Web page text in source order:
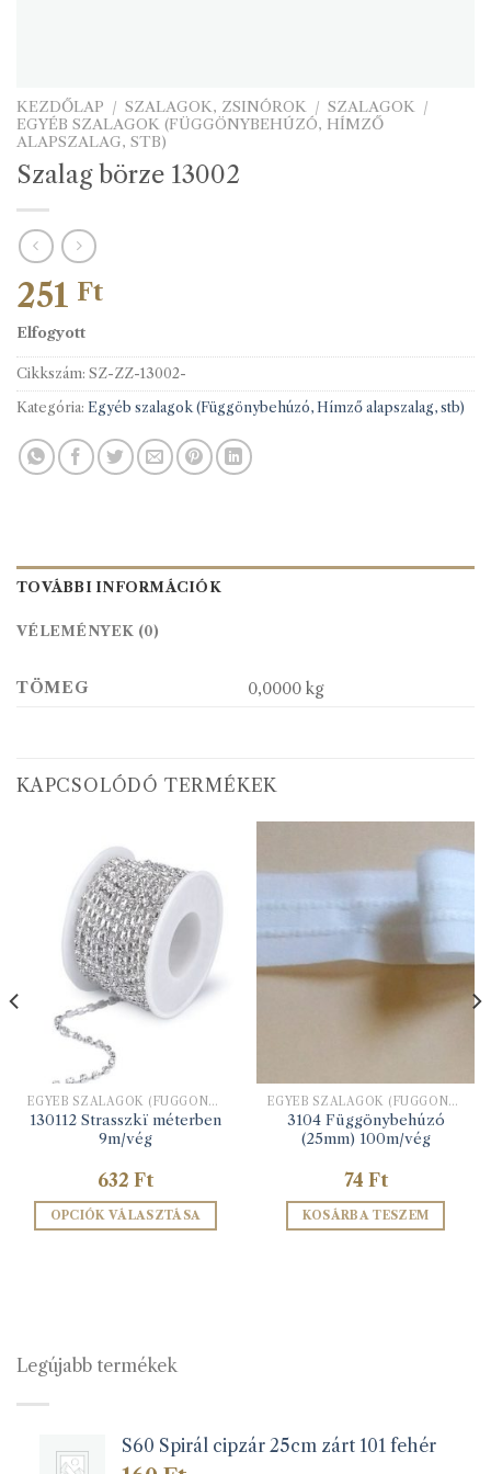
KEZDŐLAP / SZALAGOK, ZSINÓROK / SZALAGOK /
EGYÉB SZALAGOK (FÜGGÖNYBEHÚZÓ, HÍMZŐ
ALAPSZALAG, STB)
Szalag börze 13002
251 Ft
Elfogyott
Cikkszám: SZ-ZZ-13002-
Kategória: Egyéb szalagok (Függönybehúzó, Hímző alapszalag, stb)
TOVÁBBI INFORMÁCIÓK
VÉLEMÉNYEK (0)
TÖMEG 0,0000 kg
KAPCSOLÓDÓ TERMÉKEK
EGYÉB SZALAGOK (FÜGGÖNYBEHÚZÓ, HÍMZŐ ALAPSZALAG, STB)
130112 Strasszkï méterben
9m/vég
632 Ft
OPCIÓK VÁLASZTÁSA
van.
termékoldalon
EGYÉB SZALAGOK (FÜGGÖNYBEHÚZÓ, HÍMZŐ ALAPSZALAG, STB)
3104 Függönybehúzó
(25mm) 100m/vég
74 Ft
KOSÁRBA TESZEM
Legújabb termékek
S60 Spirál cipzár 25cm zárt 101 fehér